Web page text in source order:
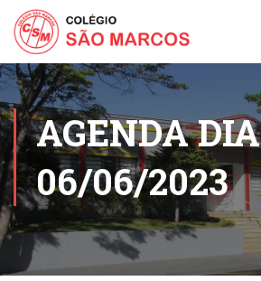
AGENDA DIA
06/06/2023